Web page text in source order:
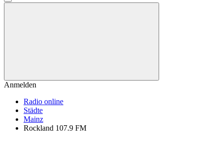
Anmelden
Radio online
Städte
Mainz
Rockland 107.9 FM